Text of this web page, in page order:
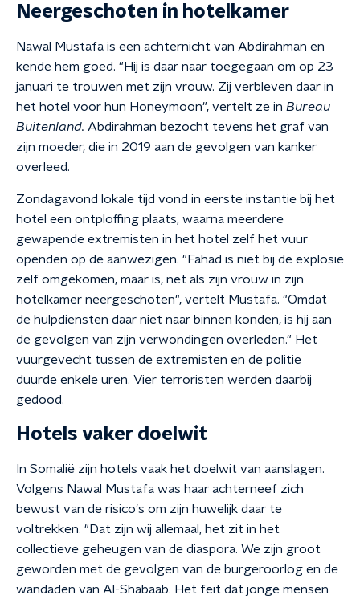
Neergeschoten in hotelkamer
Nawal Mustafa is een achternicht van Abdirahman en
kende hem goed. "Hij is daar naar toegegaan om op 23
januari te trouwen met zijn vrouw. Zij verbleven daar in
het hotel voor hun Honeymoon", vertelt ze in Bureau
Buitenland. Abdirahman bezocht tevens het graf van
zijn moeder, die in 2019 aan de gevolgen van kanker
overleed.
Zondagavond lokale tijd vond in eerste instantie bij het
hotel een ontploffing plaats, waarna meerdere
gewapende extremisten in het hotel zelf het vuur
openden op de aanwezigen. "Fahad is niet bij de explosie
zelf omgekomen, maar is, net als zijn vrouw in zijn
hotelkamer neergeschoten", vertelt Mustafa. "Omdat
de hulpdiensten daar niet naar binnen konden, is hij aan
de gevolgen van zijn verwondingen overleden." Het
vuurgevecht tussen de extremisten en de politie
duurde enkele uren. Vier terroristen werden daarbij
gedood.
Hotels vaker doelwit
In Somalië zijn hotels vaak het doelwit van aanslagen.
Volgens Nawal Mustafa was haar achterneef zich
bewust van de risico's om zijn huwelijk daar te
voltrekken. "Dat zijn wij allemaal, het zit in het
collectieve geheugen van de diaspora. We zijn groot
geworden met de gevolgen van de burgeroorlog en de
wandaden van Al-Shabaab. Het feit dat jonge mensen